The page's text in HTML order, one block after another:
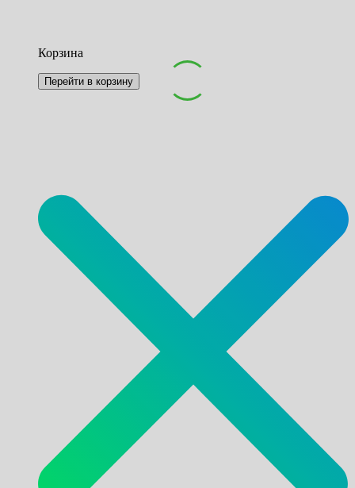
Корзина
Перейти в корзину